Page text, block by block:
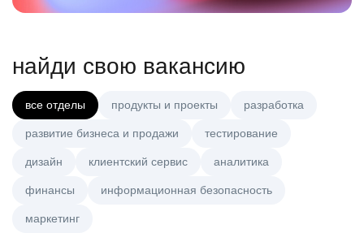
найди свою вакансию
все отделы продукты и проекты разработка
развитие бизнеса и продажи тестирование
дизайн клиентский сервис аналитика
финансы информационная безопасность
маркетинг